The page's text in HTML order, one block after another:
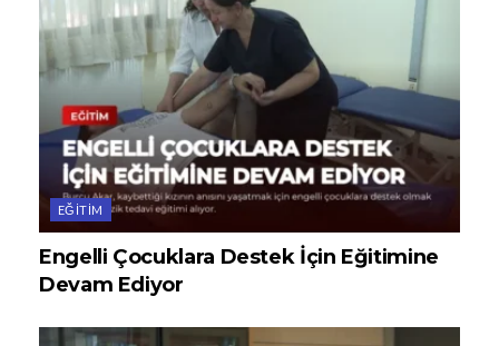
EĞITIM
Engelli Çocuklara Destek İçin Eğitimine
Devam Ediyor